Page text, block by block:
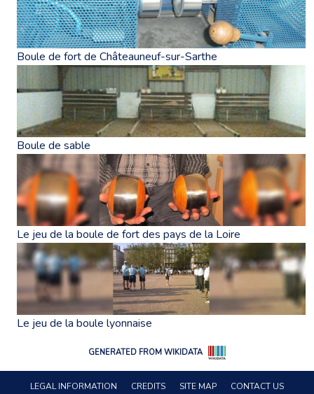
Boule de fort de Châteauneuf-sur-Sarthe
Boule de sable
Le jeu de la boule de fort des pays de la Loire
Le jeu de la boule lyonnaise
GENERATED FROM WIKIDATA
LEGAL INFORMATION CREDITS SITE MAP CONTACT US